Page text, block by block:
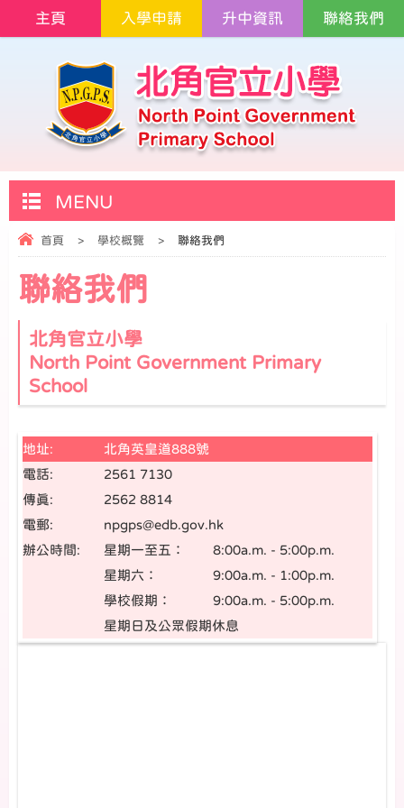
主頁 入學申請 升中資訊 聯絡我們
MENU
首頁 > 學校概覽 > 聯絡我們
聯絡我們
北角官立小學
North Point Government Primary
School
地址:
北角英皇道888號
電話:
2561 7130
傳真:
2562 8814
電郵:
npgps@edb.gov.hk
辦公時間:
星期一至五：
8:00a.m. - 5:00p.m.
星期六：
9:00a.m. - 1:00p.m.
學校假期：
9:00a.m. - 5:00p.m.
星期日及公眾假期休息